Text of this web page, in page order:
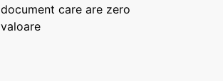
document care are zero
valoare